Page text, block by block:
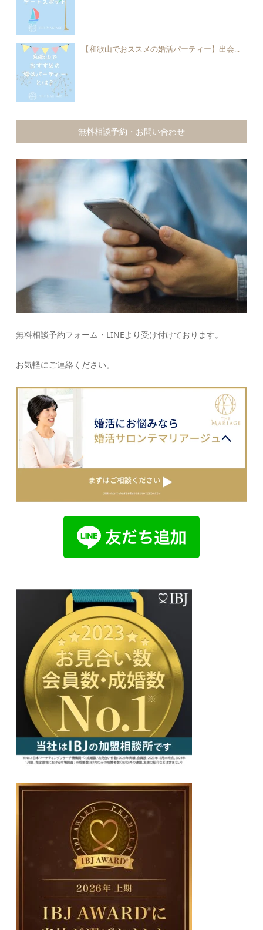
【和歌山でおススメの婚活パーティー】出会...
無料相談予約・お問い合わせ
無料相談予約フォーム・LINEより受け付けております。
お気軽にご連絡ください。